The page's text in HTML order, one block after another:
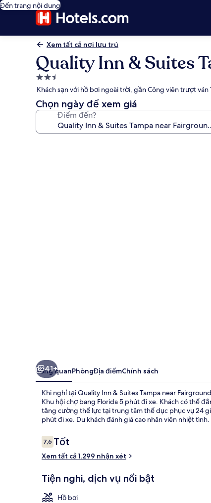
Đến trang nội dung
Xem tất cả nơi lưu trú
Quality Inn & Suites
Nơi
lưu
trú
2.5
Khách sạn với hồ bơi ngoài trời, gần Công viên trượt ván
Chọn ngày để xem giá
Điểm đến?
41+
Tổng quanPhòngĐịa điểmChính sách
Khi nghỉ tại Quality Inn & Suites Tampa near
Khu hội chợ bang Florida 5 phút đi xe. Khách có thể
tăng cường thể lực tại trung tâm thể dục phục vụ 24
phút đi xe. Du khách đánh giá cao nhân viên nhiệt tình.
Nhận
xét
7,67,6 trên 10,
Tốt
Xem tất cả 1.299 nhận xét
Tiện nghi, dịch vụ nổi bật
Hồ bơi